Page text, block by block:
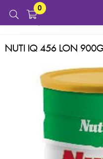
0
Sản phẩm
NUTI IQ 456 LON